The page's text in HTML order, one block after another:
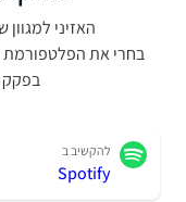
האזיני
בחרי את הפלטפורמת
להקשיב ב
Spotify